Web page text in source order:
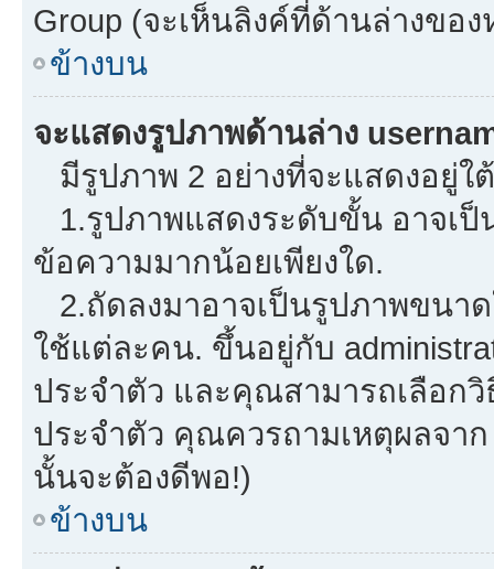
Group (จะเห็นลิงค์ที่ด้านล่างของ
ข้างบน
จะแสดงรูปภาพด้านล่าง
มีรูปภาพ 2 อย่างที่จะแสดงอยู่ใ
1.รูปภาพแสดงระดับขั้น อาจเ
ข้อความมากน้อยเพียงใด.
2.ถัดลงมาอาจเป็นรูปภาพขนา
ใช้แต่ละคน. ขึ้นอยู่กับ
ประจำตัว และคุณสามารถเลือก
ประจำตัว คุณควรถามเหตุผลจาก
นั้นจะต้องดีพอ!)
ข้างบน